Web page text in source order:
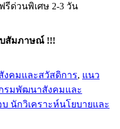
รีด่วนพิเศษ 2-3 วัน
บสัมภาษณ์ !!!
คมและสวัสดิการ, แนว
รมพัฒนาสังคมและ
นักวิเคราะห์นโยบายและ